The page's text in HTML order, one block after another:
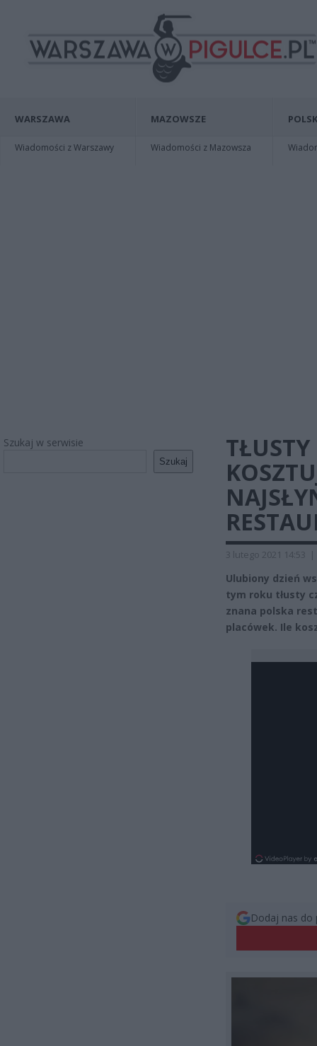
WARSZAWA
Wiadomości z Warszawy
MAZOWSZE
Wiadomości z Mazowsza
Szukaj w serwisie
Szukaj
3 lutego 2021 14:53 |
Ulubiony dzień
tym roku tłusty
znana polska
placówek. Ile
Dodaj nas do